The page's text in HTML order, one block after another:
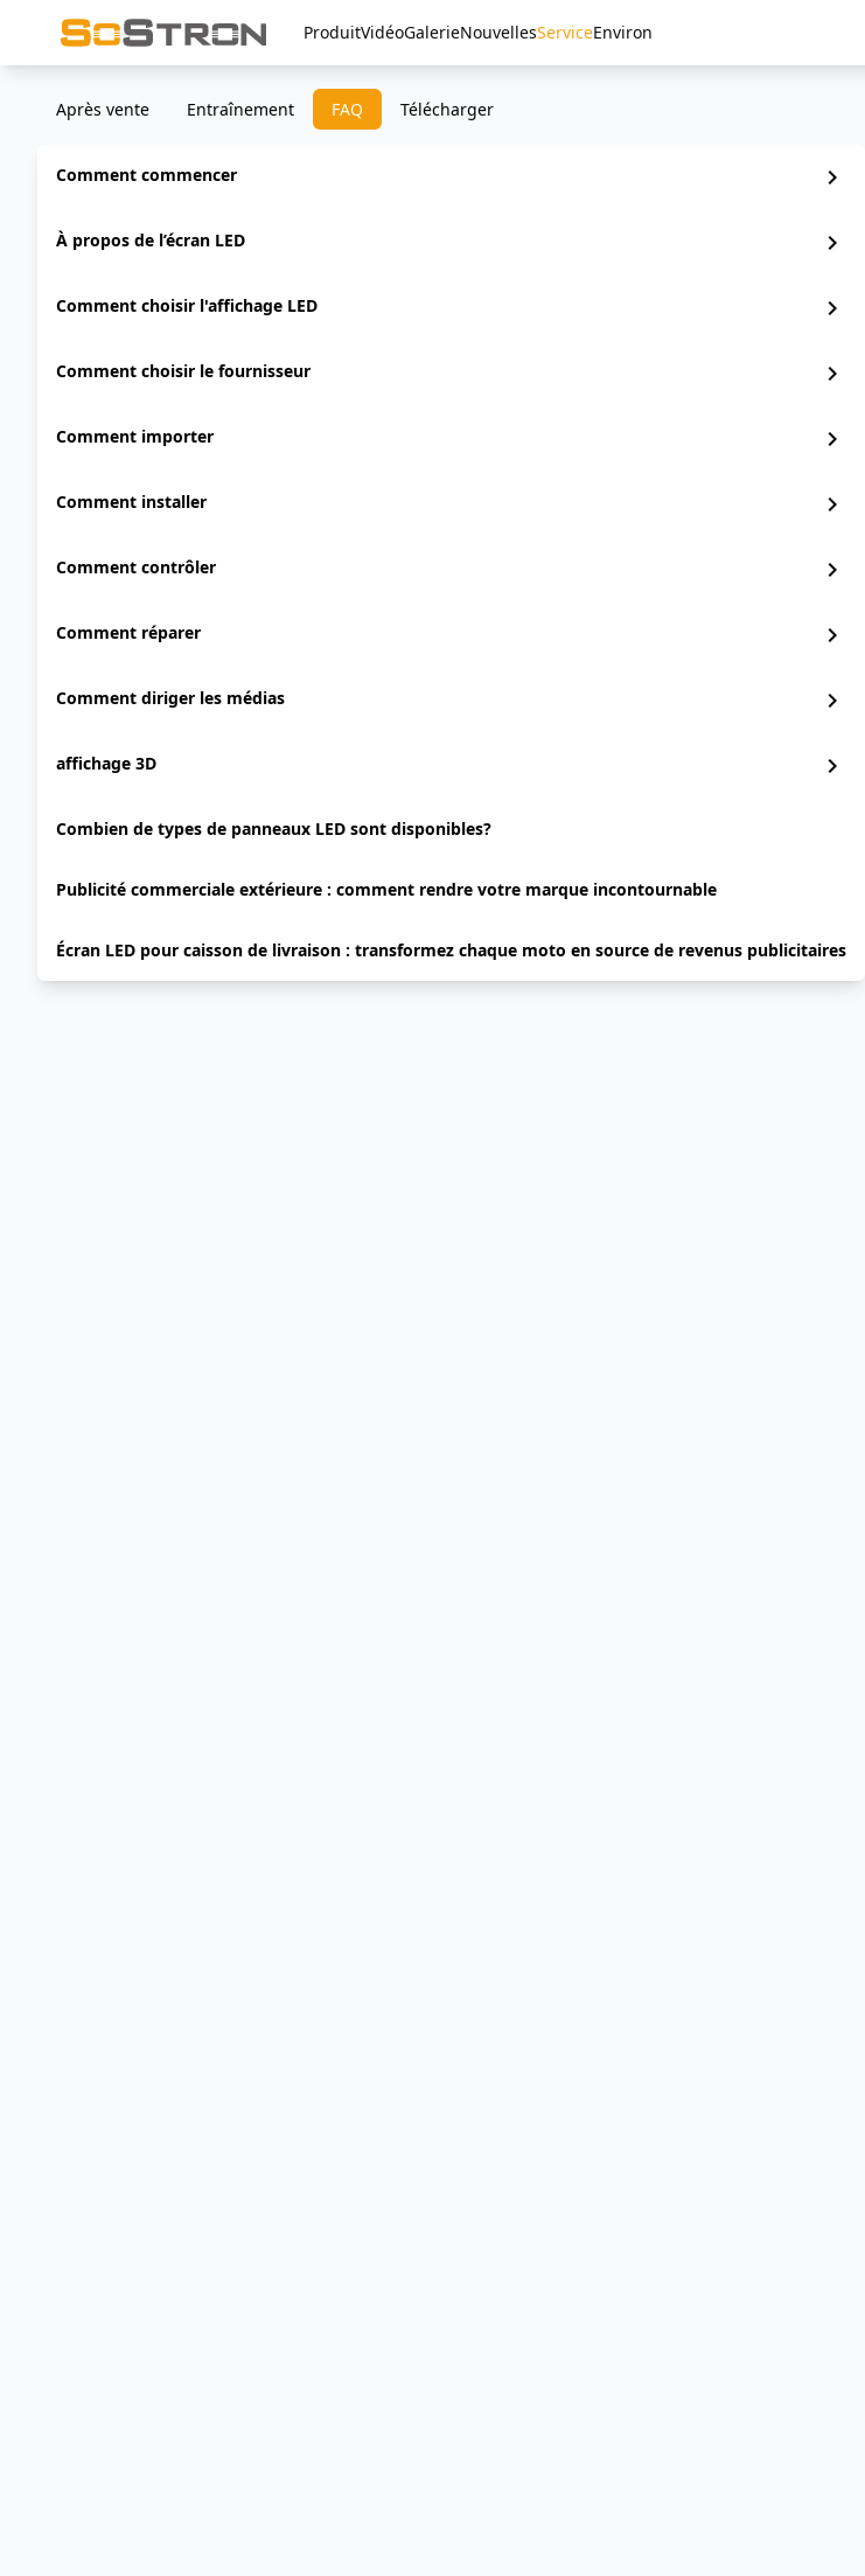
ProduitVidéoGalerieNouvellesServiceEnviron
Après vente Entraînement FAQ Télécharger
Comment commencer chevron_right
À propos de l’écran LED chevron_right
Comment choisir l'affichage LED chevron_right
Comment choisir le fournisseur chevron_right
Comment importer chevron_right
Comment installer chevron_right
Comment contrôler chevron_right
Comment réparer chevron_right
Comment diriger les médias chevron_right
affichage 3D chevron_right
Combien de types de panneaux LED sont disponibles?
Publicité commerciale extérieure : comment rendre votre marque incontournable
Écran LED pour caisson de livraison : transformez chaque moto en source de revenus publicitaires